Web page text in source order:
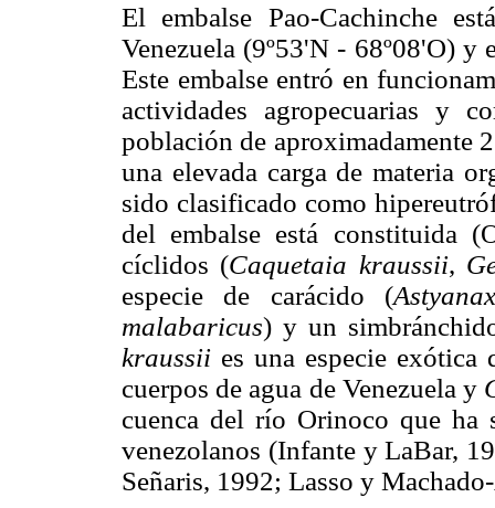
El embalse Pao-Cachinche
Venezuela (9º53'N - 68º08'O) y
Este embalse entró en
actividades agropecuarias y
población de aproximadamente
una elevada carga de materia
sido clasificado como
del embalse está constituida
cíclidos (Caquetaia kraussii,
especie de carácido (
malabaricus) y un
kraussii es una especie exótica
cuerpos de agua de Venezuela y
cuenca del río Orinoco que ha
venezolanos (Infante y LaBar,
Señaris, 1992; Lasso y